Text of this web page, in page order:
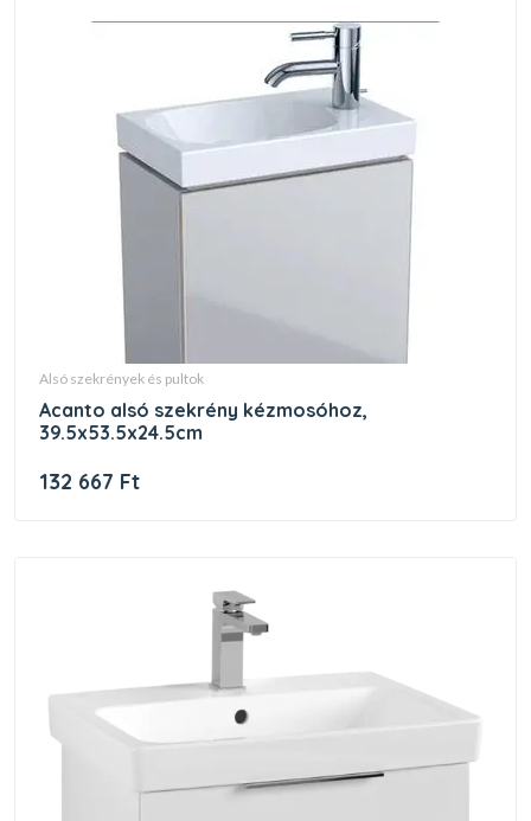
alsó szekrények és pultok
acanto alsó szekrény kézmosóhoz,
39.5x53.5x24.5cm
132 667 Ft